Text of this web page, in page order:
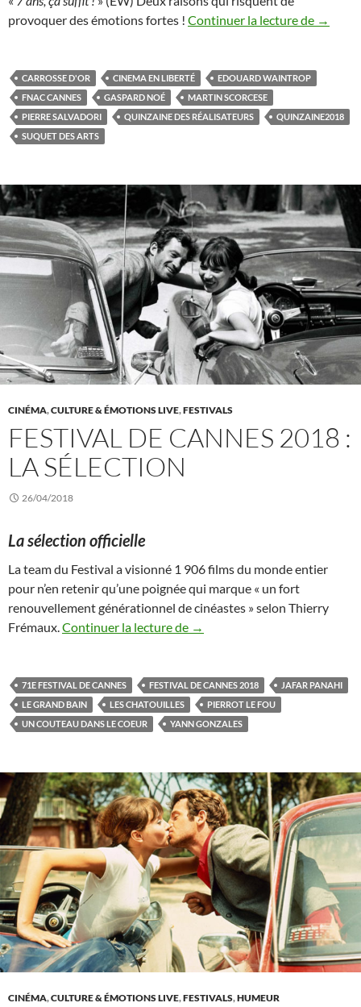
provoquer des émotions fortes ! Continuer la lecture de →
CARROSSE D'OR CINEMA EN LIBERTÉ
EDOUARD WAINTROP
FNAC CANNES
GASPARD NOÉ
MARTIN SCORCESE
PIERRE SALVADORI
QUINZAINE DES RÉALISATEURS
QUINZAINE2018
SUQUET DES ARTS
CINÉMA,CULTURE & ÉMOTIONS LIVE,FESTIVALS
FESTIVAL DE CANNES 2018 :
LA SÉLECTION
26/04/2018
La sélection officielle
La team du Festival a visionné 1 906 films du monde entier
pour n’en retenir qu’une poignée qui marque « un fort
renouvellement générationnel de cinéastes » selon Thierry
Frémaux. Continuer la lecture de Festival de Cannes 2018 : la
→
71E FESTIVAL DE CANNES FESTIVAL DE CANNES 2018
JAFAR PANAHI
LE GRAND BAIN
LES CHATOUILLES
PIERROT LE FOU
UN COUTEAU DANS LE COEUR
YANN GONZALES
CINÉMA,CULTURE & ÉMOTIONS LIVE,FESTIVALS,HUMEUR